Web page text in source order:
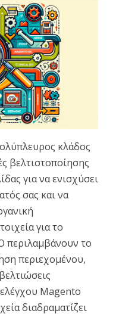
κλάδος
βελτιστοποίησης
για να ενισχύσει
σας και να
για το
περιλαμβάνουν το
περιεχομένου,
ελέγχου Magento
διαδραματίζει